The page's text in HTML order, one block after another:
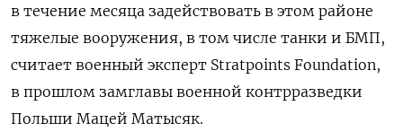
в течение месяца задействовать в этом районе
тяжелые вооружения, в том числе танки и БМП,
считает военный эксперт Stratpoints Foundation,
в прошлом замглавы военной контрразведки
Польши Мацей Матысяк.